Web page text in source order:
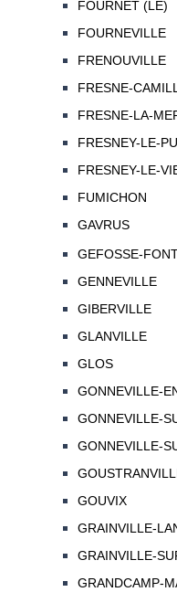
FOURNET (LE)
FOURNEVILLE
FRENOUVILLE
FRESNE-
FRESNE-LA-
FRESNEY-LE-
FRESNEY-LE-
FUMICHON
GAVRUS
GEFOSSE-
GENNEVILLE
GIBERVILLE
GLANVILLE
GLOS
GONNEVILLE-
GONNEVILLE-
GONNEVILLE-
GOUVIX
GRAINVILLE-
GRAINVILLE-
GRANDCAMP-